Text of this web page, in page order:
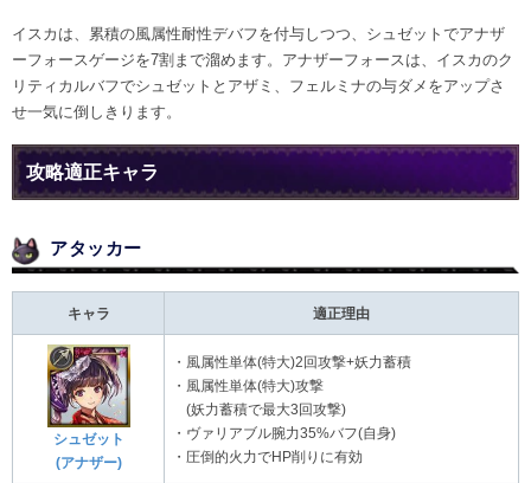
イスカは、累積の風属性耐性デバフを付与しつつ、シュゼットでアナザ
ーフォースゲージを7割まで溜めます。アナザーフォースは、イスカのク
リティカルバフでシュゼットとアザミ、フェルミナの与ダメをアップさ
せ一気に倒しきります。
攻略適正キャラ
アタッカー
キャラ 適正理由
シュゼット
(アナザー)
・風属性単体(特大)2回攻撃+妖力蓄積
・風属性単体(特大)攻撃
(妖力蓄積で最大3回攻撃)
・ヴァリアブル腕力35%バフ(自身)
・圧倒的火力でHP削りに有効